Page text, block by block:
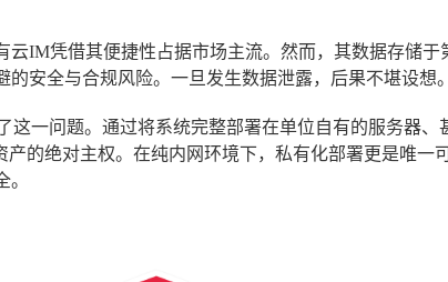
云IM凭借其便捷性占据市场主流。然而，其数据存储于
安全与合规风险。一旦发生数据泄露，后果不堪设想。
这一问题。通过将系统完整部署在单位自有的服务器、
的绝对主权。在纯内网环境下，私有化部署更是唯一